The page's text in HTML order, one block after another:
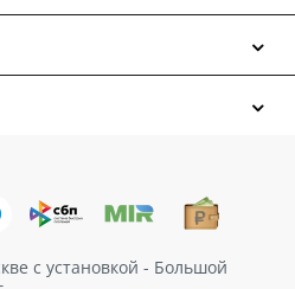
с установкой - Большой